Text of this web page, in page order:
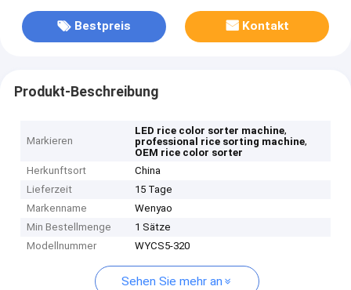
Bestpreis Kontakt
Produkt-Beschreibung
Markieren
LED rice color sorter machine,
professional rice sorting machine,
OEM rice color sorter
Herkunftsort
China
Lieferzeit
15 Tage
Markenname
Wenyao
Min Bestellmenge
1 Sätze
Modellnummer
WYCS5-320
Sehen Sie mehr an